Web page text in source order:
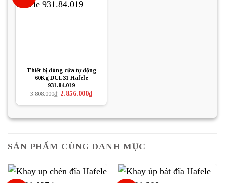
Thiết bị đóng cửa tự động
60Kg DCL31 Hafele
931.84.019
3.808.000₫ Giá
là:
2.856.000₫Giá
hiện
tại
2.856.000₫.
SẢN PHẨM CÙNG DANH MỤC